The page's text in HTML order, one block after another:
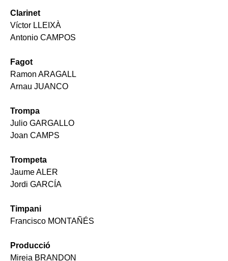
Clarinet
Víctor LLEIXÀ
Antonio CAMPOS
Fagot
Ramon ARAGALL
Arnau JUANCO
Trompa
Julio GARGALLO
Joan CAMPS
Trompeta
Jaume ALER
Jordi GARCÍA
Timpani
Francisco MONTAÑÉS
Producció
Mireia BRANDON